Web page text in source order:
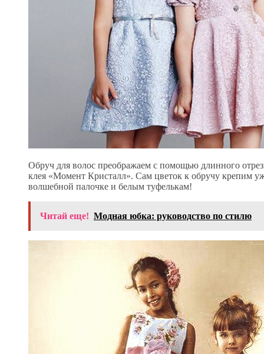
Обруч для волос преображаем с помощью длинного
клея «Момент Кристалл». Сам цветок к обручу крепим
волшебной палочке и белым туфелькам!
Читай еще! Модная юбка: руководство по стилю